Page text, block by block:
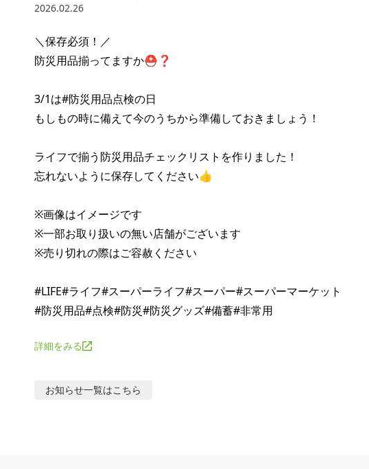
2026.02.26
＼保存必須！／
防災用品揃ってますか⛑❓
3/1は#防災用品点検の日
もしもの時に備えて今のうちから準備しておきましょう！
ライフで揃う防災用品チェックリストを作りました！
忘れないように保存してください👍
※画像はイメージです
※一部お取り扱いの無い店舗がございます
※売り切れの際はご容赦ください
#LIFE#ライフ#スーパーライフ#スーパー#スーパーマーケット
詳細をみる
お知らせ一覧はこちら